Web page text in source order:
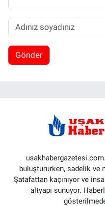
Gönder
buluştururken, sadelik ve
Şatafattan kaçınıyor ve
altyapı sunuyor.